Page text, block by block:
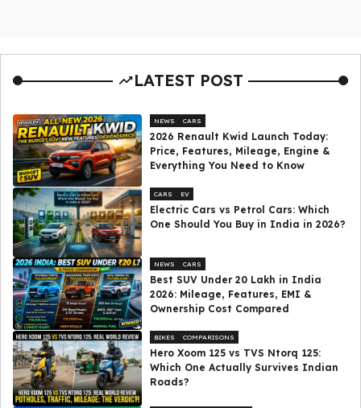
LATEST POST
NEWS CARS
2026 Renault Kwid Launch Today:
Price, Features, Mileage, Engine &
Everything You Need to Know
CARS EV
Electric Cars vs Petrol Cars: Which
One Should You Buy in India in 2026?
NEWS CARS
Best SUV Under ₹20 Lakh in India
2026: Mileage, Features, EMI &
Ownership Cost Compared
BIKES COMPARISONS
Hero Xoom 125 vs TVS Ntorq 125:
Which One Actually Survives Indian
Roads?